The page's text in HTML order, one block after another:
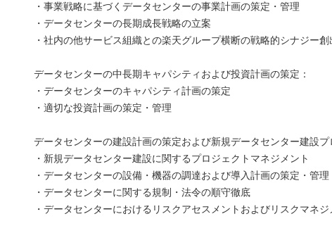
・事業戦略に基づくデータセンターの事業計画の策定・管理
・データセンターの長期成長戦略の立案
・社内の他サービス組織との楽天グループ横断の戦略的シナジー創
データセンターの中長期キャパシティおよび投資計画の策定：
・データセンターのキャパシティ計画の策定
・適切な投資計画の策定・管理
データセンターの建設計画の策定および新規データセンター建設プ
・新規データセンター建設に関するプロジェクトマネジメント
・データセンターの設備・機器の調達および導入計画の策定・管理
・データセンターに関する規制・法令の順守徹底
・データセンターにおけるリスクアセスメントおよびリスクマネ